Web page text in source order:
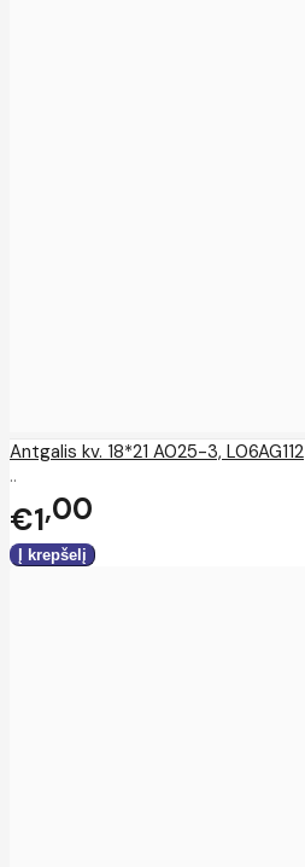
Antgalis kv. 18*21 A025-3, L06AG112
..
€1 00